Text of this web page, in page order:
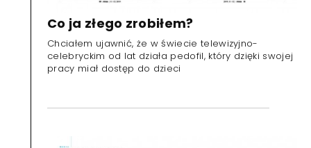
Co ja złego zrobiłem?
Chciałem ujawnić, że w świecie telewizyjno-
celebryckim od lat działa pedofil, który dzięki swojej
pracy miał dostęp do dzieci